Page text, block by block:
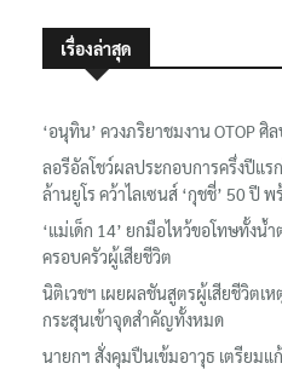
เรื่องล่าสุด
‘อนุทิน’ ควงภริยาชมงาน OTOP
ลอรีอัลโชว์ผลประกอบการครึ่งปีแร
ล้านยูโร คว้าไลเซนส์ ‘กุชชี่’ 50 ปี
‘แม่เด็ก 14’ ยกมือไหว้ขอโทษทั้งน้
ครอบครัวผู้เสียชีวิต
นิติเวชฯ เผยผลชันสูตรผู้เสียชีวิตเห
กระสุนเข้าจุดสำคัญทั้งหมด
นายกฯ สั่งคุมปืนเข้มอาวุธ เตรียมแ